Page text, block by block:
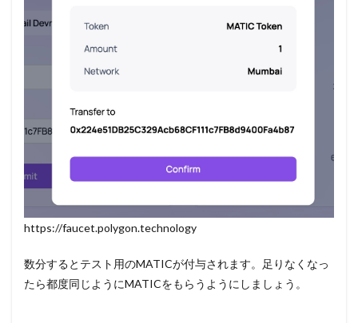
https://faucet.polygon.technology
数分するとテスト用のMATICが付与されます。足りなくなっ
たら都度同じようにMATICをもらうようにしましょう。